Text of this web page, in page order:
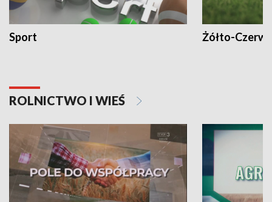
Sport Żółto-
ROLNICTWO I WIEŚ